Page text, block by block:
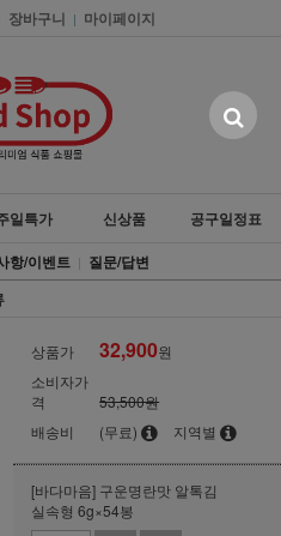
장바구니 | 마이페이지
일특가 신상품
공구일정표
항/이벤트 | 질문/답변
상품가 32,900원
소비자가
격
53,500원
배송비
(무료) 지역별
[바다마음] 구운명란맛 알톡김
실속형 6g×54봉